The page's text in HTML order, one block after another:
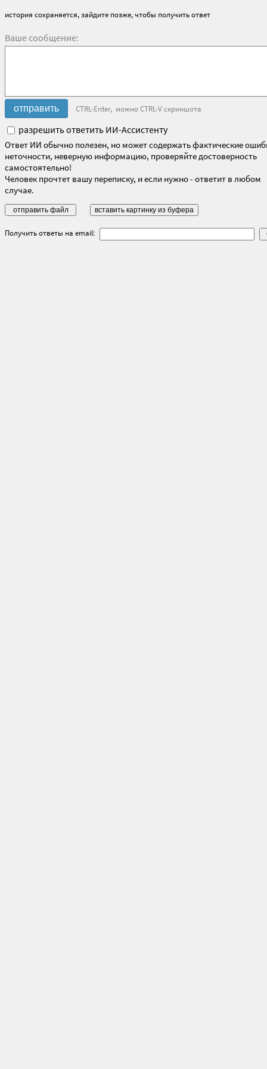
история сохраняется, зайдите позже, чтобы получить ответ
Ваше сообщение:
CTRL-Enter, можно CTRL-V скриншота
разрешить ответить ИИ-Ассистенту
Ответ ИИ обычно полезен, но может содержать фактические
неточности, неверную информацию, проверяйте достоверность
самостоятельно!
Человек прочтет вашу переписку, и если нужно - ответит в любом
случае.
Получить ответы на email: